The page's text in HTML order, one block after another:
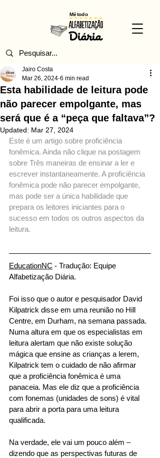
Método
Esta habilidade de leitura pode
não parecer empolgante, mas
será que é a “peça que faltava”?
Jairo Costa
Mar 26, 2024 6 min read
Updated: Mar 27, 2024
Este é um artigo sobre proficiência
fonêmica. Ainda não clique na postagem
sobre Três maneiras de ensinar a ler e
escrever instantaneamente. A proficiência
fonêmica pode não parecer empolgante,
mas pode ser a única habilidade que
prepara os leitores iniciantes para o
sucesso em todos os outros aspectos da
leitura.
EducationNC - Tradução: Equipe
Alfabetização Diária.
Foi isso que o autor e pesquisador David
Kilpatrick disse em uma reunião no Hill
Centre, em Durham, na semana passada.
Numa altura em que os especialistas em
leitura alertam que não existe solução
mágica que ensine as crianças a lerem,
Kilpatrick tem o cuidado de não afirmar
que a proficiência fonêmica é uma
panaceia. Mas ele diz que a proficiência
com fonemas (unidades de sons) é vital
para abrir a porta para uma leitura
qualificada.
Na verdade, ele vai um pouco além –
dizendo que as perspectivas futuras de